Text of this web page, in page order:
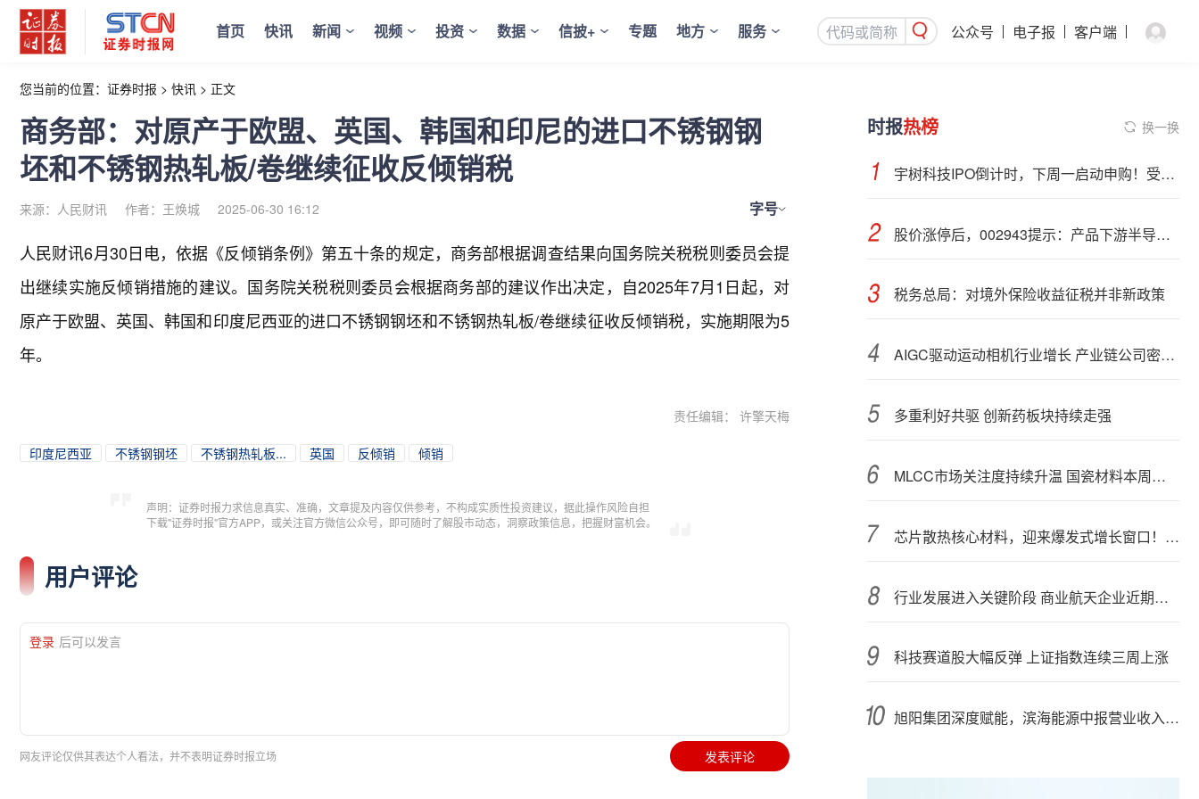
首页 快讯 新闻 视频 投资 数据 信披+ 专题 地方 服务 公众号 电子报 客户端
您当前的位置： 证券时报 > 快讯 > 正文
商务部：对原产于欧盟、英国、韩国和印尼的进口不锈钢钢
坯和不锈钢热轧板/卷继续征收反倾销税
来源：人民财讯 作者：王焕城 2025-06-30 16:12 字号
人民财讯6月30日电，依据《反倾销条例》第五十条的规定，商务部根据调查结果向国务院关税税则委员会提
出继续实施反倾销措施的建议。国务院关税税则委员会根据商务部的建议作出决定，自2025年7月1日起，对
原产于欧盟、英国、韩国和印度尼西亚的进口不锈钢钢坯和不锈钢热轧板/卷继续征收反倾销税，实施期限为5
年。
责任编辑： 许擎天梅
印度尼西亚 不锈钢钢坯 不锈钢热轧板... 英国 反倾销 倾销
声明：证券时报力求信息真实、准确，文章提及内容仅供参考，不构成实质性投资建议，据此操作风险自担
下载"证券时报"官方APP，或关注官方微信公众号，即可随时了解股市动态，洞察政策信息，把握财富机会。
用户评论
登录 后可以发言
网友评论仅供其表达个人看法，并不表明证券时报立场 发表评论
时报热榜 换一换
宇树科技IPO倒计时，下周一启动申购！受益股曝光
股价涨停后，002943提示：产品下游半导体行业应用占比不超过5%
税务总局：对境外保险收益征税并非新政策
AIGC驱动运动相机行业增长 产业链公司密集布局光学与AI芯片
多重利好共驱 创新药板块持续走强
MLCC市场关注度持续升温 国瓷材料本周接受152家机构调研
芯片散热核心材料，迎来爆发式增长窗口！3只概念股年内涨幅翻倍
行业发展进入关键阶段 商业航天企业近期密集融资
科技赛道股大幅反弹 上证指数连续三周上涨
旭阳集团深度赋能，滨海能源中报营业收入增长78.54%